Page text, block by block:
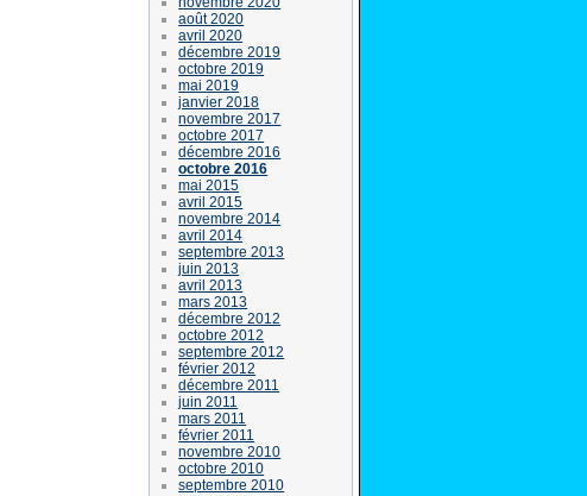
août 2020
avril 2020
décembre 2019
octobre 2019
mai 2019
janvier 2018
novembre 2017
octobre 2017
décembre 2016
octobre 2016
mai 2015
avril 2015
novembre 2014
avril 2014
septembre 2013
juin 2013
avril 2013
mars 2013
décembre 2012
octobre 2012
septembre 2012
février 2012
décembre 2011
juin 2011
mars 2011
février 2011
novembre 2010
octobre 2010
septembre 2010